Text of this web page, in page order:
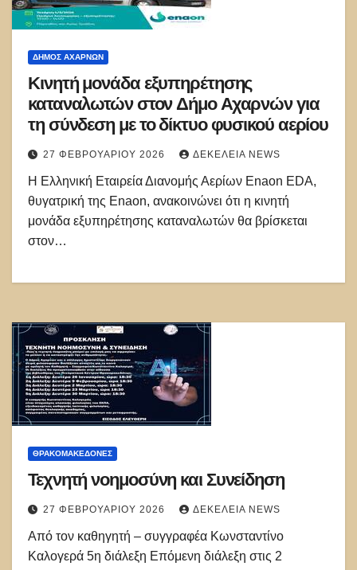
ΔΉΜΟΣ ΑΧΑΡΝΏΝ
Κινητή μονάδα εξυπηρέτησης
καταναλωτών στον Δήμο Αχαρνών για
τη σύνδεση με το δίκτυο φυσικού αερίου
27 ΦΕΒΡΟΥΑΡΊΟΥ 2026 ΔΕΚΈΛΕΙΑ NEWS
Η Ελληνική Εταιρεία Διανομής Αερίων Enaon EDA,
θυγατρική της Enaon, ανακοινώνει ότι η κινητή
μονάδα εξυπηρέτησης καταναλωτών θα βρίσκεται
στον…
ΘΡΑΚΟΜΑΚΕΔΌΝΕΣ
Τεχνητή νοημοσύνη και Συνείδηση
27 ΦΕΒΡΟΥΑΡΊΟΥ 2026 ΔΕΚΈΛΕΙΑ NEWS
Από τον καθηγητή – συγγραφέα Κωνσταντίνο
Καλογερά 5η διάλεξη Επόμενη διάλεξη στις 2